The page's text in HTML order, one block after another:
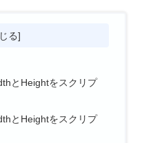
とHeightをスクリプ
とHeightをスクリプ